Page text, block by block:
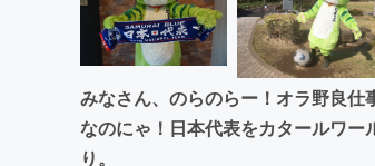
みなさん、のらのらー！オラ野良
なのにゃ！日本代表をカタールワ
り。